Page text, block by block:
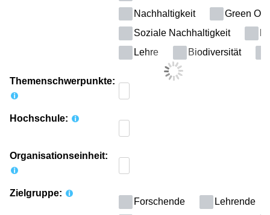
Nachhaltigkeit
Green
Soziale Nachhaltigkeit
Lehre
Biodiversität
Themenschwerpunkte:
Hochschule:
Organisationseinheit:
Zielgruppe:
Forschende
Lehrende